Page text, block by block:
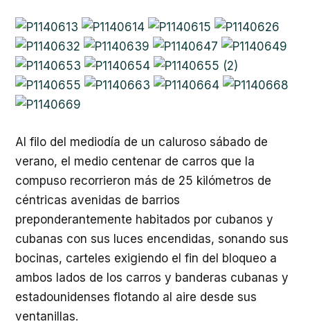
Al filo del mediodía de un caluroso sábado de
verano, el medio centenar de carros que la
compuso recorrieron más de 25 kilómetros de
céntricas avenidas de barrios
preponderantemente habitados por cubanos y
cubanas con sus luces encendidas, sonando sus
bocinas, carteles exigiendo el fin del bloqueo a
ambos lados de los carros y banderas cubanas y
estadounidenses flotando al aire desde sus
ventanillas.